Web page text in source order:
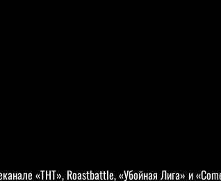
«ТНТ», Roastbattle, «Убойная Лига» и